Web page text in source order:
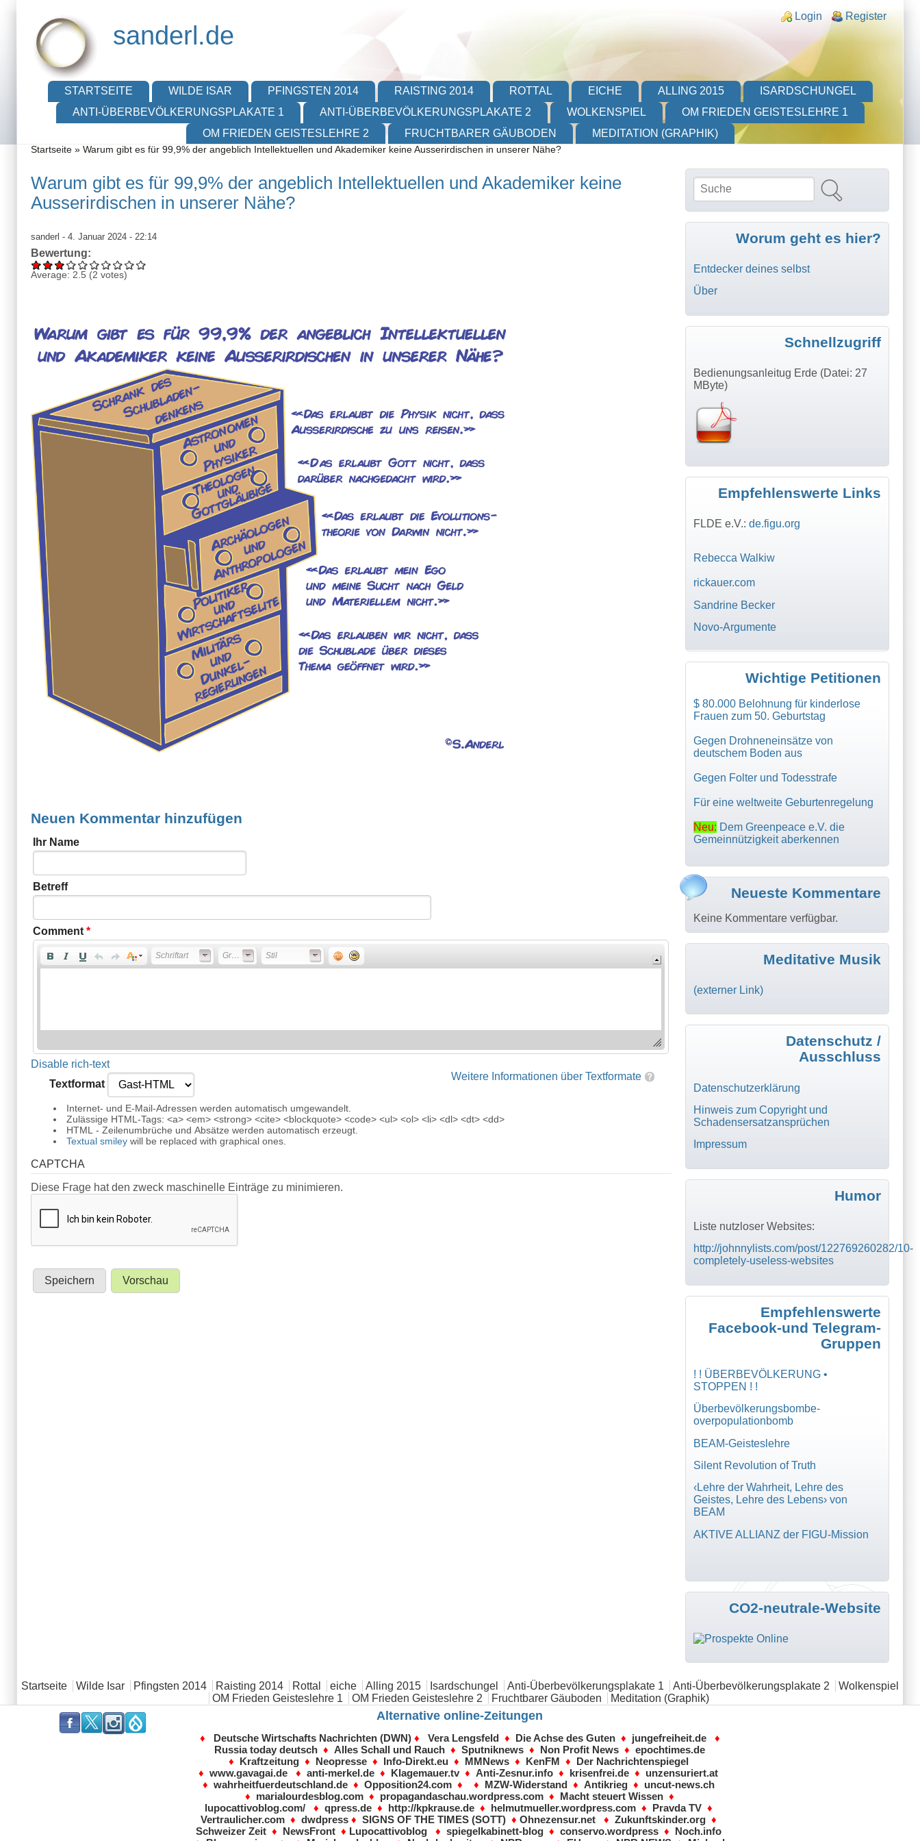
Login links
Login Register
sanderl.de
HauptmenüSTARTSEITE WILDE ISAR PFINGSTEN 2014 RAISTING 2014 ROTTAL EICHE ALLING 2015
ISARDSCHUNGEL
ANTI-ÜBERBEVÖLKERUNGSPLAKATE 1
ANTI-ÜBERBEVÖLKERUNGSPLAKATE 2 WOLKENSPIEL
OM FRIEDEN GEISTESLEHRE 1
OM FRIEDEN GEISTESLEHRE 2
FRUCHTBARER GÄUBODEN
MEDITATION (GRAPHIK)
Sie sind hier
Startseite » Warum gibt es für 99,9% der angeblich Intellektuellen und Akademiker keine Ausserirdischen in unserer Nähe?
Warum gibt es für 99,9% der angeblich Intellektuellen und Akademiker keine
Ausserirdischen in unserer Nähe?
sanderl - 4. Januar 2024 - 22:14
Bewertung:
Average: 2.5 (2 votes)
Neuen Kommentar hinzufügen
Ihr Name
Betreff
Comment*
Schriftart Größe Stil
Disable rich-text
Weitere Informationen über Textformate
Textformat
Internet- und E-Mail-Adressen werden automatisch umgewandelt.
Zulässige HTML-Tags: <a> <em> <strong> <cite> <blockquote> <code> <ul> <ol> <li> <dl> <dt> <dd>
HTML - Zeilenumbrüche und Absätze werden automatisch erzeugt.
Textual smiley will be replaced with graphical ones.
CAPTCHA
Diese Frage hat den zweck maschinelle Einträge zu minimieren.
Suchformular Suche
Worum geht es hier?
Entdecker deines selbst
Über
Schnellzugriff
Bedienungsanleitug Erde (Datei: 27
MByte)
Empfehlenswerte Links
FLDE e.V.: de.figu.org
Rebecca Walkiw
rickauer.com
Sandrine Becker
Novo-Argumente
Wichtige Petitionen
$ 80.000 Belohnung für kinderlose
Frauen zum 50. Geburtstag
Gegen Drohneneinsätze von
deutschem Boden aus
Gegen Folter und Todesstrafe
Für eine weltweite Geburtenregelung
Neu: Dem Greenpeace e.V. die
Gemeinnützigkeit aberkennen
Neueste Kommentare
Keine Kommentare verfügbar.
Meditative Musik
(externer Link)
Datenschutz /
Ausschluss
Datenschutzerklärung
Hinweis zum Copyright und
Schadensersatzansprüchen
Impressum
Humor
Liste nutzloser Websites:
http://johnnylists.com/post/122769260282/10-
completely-useless-websites
Empfehlenswerte
Facebook-und Telegram-
Gruppen
! ! ÜBERBEVÖLKERUNG •
STOPPEN ! !
Überbevölkerungsbombe-
overpopulationbomb
BEAM-Geisteslehre
Silent Revolution of Truth
‹Lehre der Wahrheit, Lehre des
Geistes, Lehre des Lebens› von
BEAM
AKTIVE ALLIANZ der FIGU-Mission
CO2-neutrale-Website
Hauptmenü
Startseite Wilde Isar Pfingsten 2014 Raisting 2014 Rottal eiche Alling 2015 Isardschungel Anti-Überbevölkerungsplakate 1 Anti-Überbevölkerungsplakate 2
Wolkenspiel
OM Frieden Geisteslehre 1
OM Frieden Geisteslehre 2 Fruchtbarer Gäuboden Meditation (Graphik)
. . . . Alternative online-Zeitungen
♦ Deutsche Wirtschafts Nachrichten (DWN)♦ Vera Lengsfeld♦ Die Achse des Guten♦ jungefreiheit.de
♦
Russia today deutsch ♦Alles Schall und Rauch ♦Sputniknews ♦ Non Profit News ♦epochtimes.de
♦ Kraftzeitung♦ Neopresse♦ Info-Direkt.eu♦ MMNews♦ KenFM ♦ Der Nachrichtenspiegel
♦www.gavagai.de ♦anti-merkel.de ♦ Klagemauer.tv ♦Anti-Zesnur.info ♦ krisenfrei.de ♦ unzensuriert.at
♦ wahrheitfuerdeutschland.de♦ Opposition24.com ♦ ♦ MZW-Widerstand ♦ Antikrieg♦ uncut-news.ch
♦ marialourdesblog.com ♦ propagandaschau.wordpress.com ♦ Macht steuert Wissen ♦
lupocattivoblog.com/
♦ qpress.de♦ http://kpkrause.de ♦ helmutmueller.wordpress.com♦ Pravda TV ♦
Vertraulicher.com♦ dwdpress ♦ SIGNS OF THE TIMES (SOTT) ♦ Ohnezensur.net♦ Zukunftskinder.org♦
Schweizer Zeit♦ NewsFront♦ Lupocattivoblog♦ spiegelkabinett-blog♦ conservo.wordpress♦ Noch.info